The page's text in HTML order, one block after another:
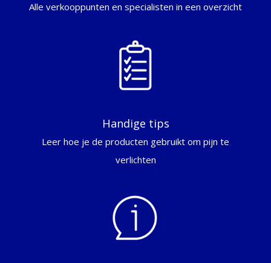
Alle verkooppunten en specialisten in een overzicht
Handige tips
Leer hoe je de producten gebruikt om pijn te
verlichten